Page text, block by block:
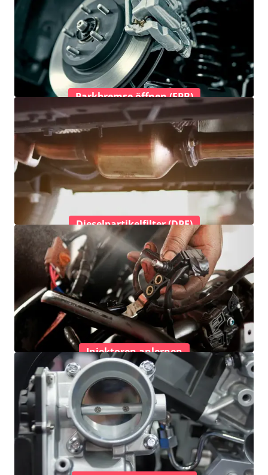
Parkbremse öffnen (EPB)
Dieselpartikelfilter (DPF)
Injektoren anlernen